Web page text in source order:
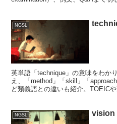
NGSL
英単語「technique」の意味をわか
え、「method」「skill」「
ど類義語との違いも紹介。TOEIC
NGSL vision